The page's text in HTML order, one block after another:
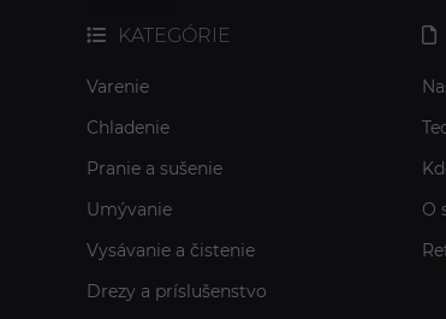
KATEGÓRIE
Varenie
Chladenie
Pranie a sušenie
Umývanie
Vysávanie a čistenie
Drezy a príslušenstvo
O